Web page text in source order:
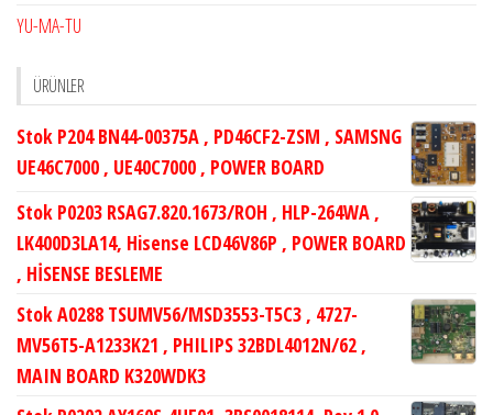
YU-MA-TU
ÜRÜNLER
Stok P204 BN44-00375A , PD46CF2-ZSM , SAMSNG
UE46C7000 , UE40C7000 , POWER BOARD
Stok P0203 RSAG7.820.1673/ROH , HLP-264WA ,
LK400D3LA14, Hisense LCD46V86P , POWER BOARD
, HİSENSE BESLEME
Stok A0288 TSUMV56/MSD3553-T5C3 , 4727-
MV56T5-A1233K21 , PHILIPS 32BDL4012N/62 ,
MAIN BOARD K320WDK3